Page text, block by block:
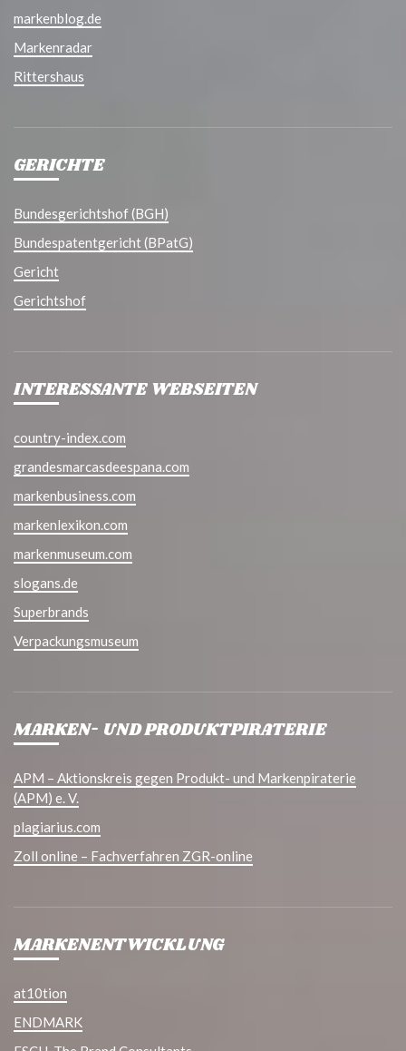
markenblog.de
Markenradar
Rittershaus
GERICHTE
Bundesgerichtshof (BGH)
Bundespatentgericht (BPatG)
Gericht
Gerichtshof
INTERESSANTE WEBSEITEN
country-index.com
grandesmarcasdeespana.com
markenbusiness.com
markenlexikon.com
markenmuseum.com
slogans.de
Superbrands
Verpackungsmuseum
MARKEN- UND PRODUKTPIRATERIE
APM – Aktionskreis gegen Produkt- und Markenpiraterie
(APM) e. V.
plagiarius.com
Zoll online – Fachverfahren ZGR-online
MARKENENTWICKLUNG
at10tion
ENDMARK